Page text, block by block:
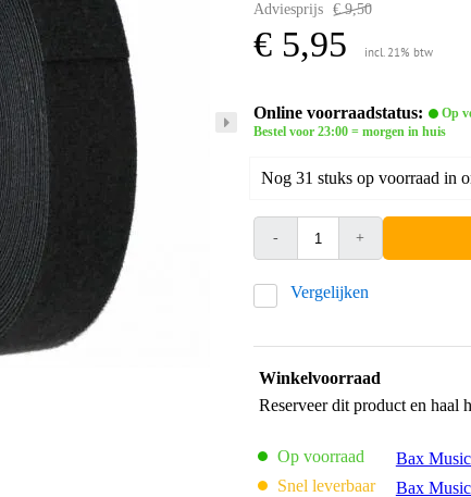
Adviesprijs € 9,50
€ 5,95 incl. 21% btw
Online voorraadstatus:
Op
Bestel voor 23:00 = morgen in huis
Nog 31 stuks op voorraad in
- +
Vergelijken
Winkelvoorraad
Reserveer dit product en haal
Op voorraad Bax
Snel leverbaar
Bax